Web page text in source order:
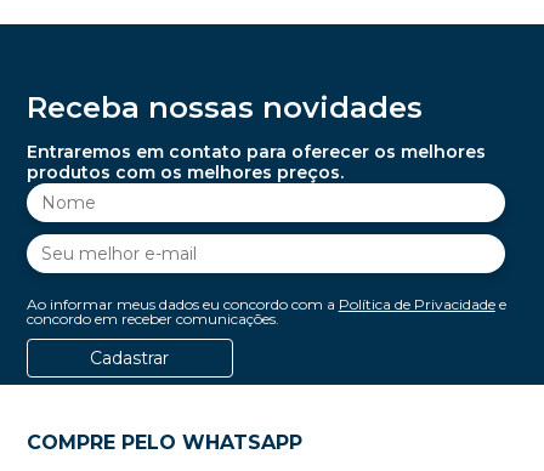
Receba nossas novidades
Entraremos em contato para oferecer os melhores
produtos com os melhores preços.
Ao informar meus dados eu concordo com a Política de Privacidadee
concordo em receber comunicações.
Cadastrar
COMPRE PELO WHATSAPP